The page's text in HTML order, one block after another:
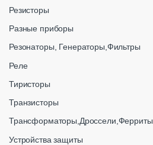
Резисторы
Разные приборы
Резонаторы, Генераторы,Фильтры
Реле
Тиристоры
Транзисторы
Трансформаторы,Дроссели,Ферриты
Устройства защиты